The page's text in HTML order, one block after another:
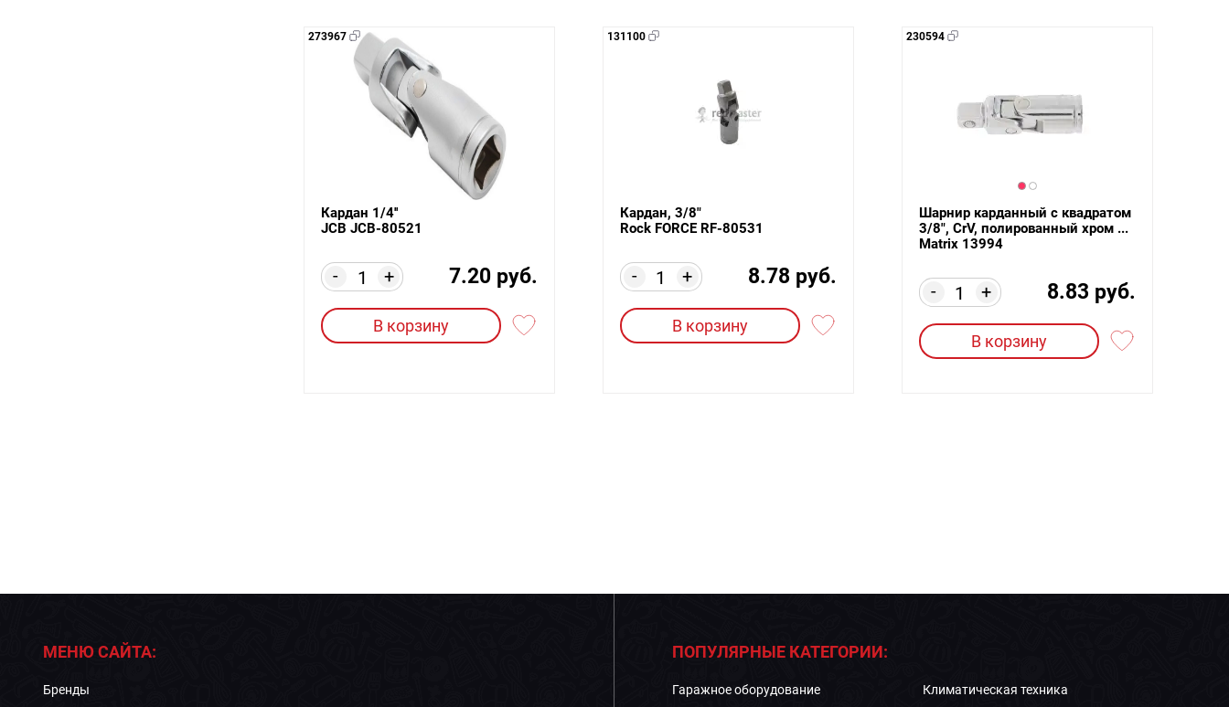
273967
Кардан 1/4''
JCB JCB-80521
+
- 7.20 руб.
В корзину
131100
Кардан, 3/8"
Rock FORCE RF-80531
+
- 8.78 руб.
В корзину
230594
Шарнир карданный с квадратом
3/8", CrV, полированный хром ...
Matrix 13994
+
- 8.83 руб.
В корзину
МЕНЮ САЙТА:
Бренды
ПОПУЛЯРНЫЕ КАТЕГОРИИ:
Гаражное оборудование
Климатическая техника